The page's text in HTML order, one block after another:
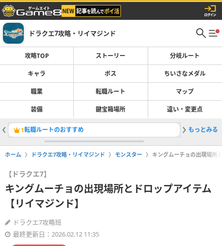
ドラクエ7攻略・リイマジンド
攻略TOP ストーリー 分岐ルート
キャラ ボス ちいさなメダル
職業 転職ルート マップ
装備 鍵宝箱場所 違い・変更点
1転職ルートのおすすめ 2
もっとみる
ホーム ドラクエ7攻略・リイマジンド モンスター キングムーチョの出現場所
【ドラクエ7】
キングムーチョの出現場所とドロップアイテム
【リイマジンド】
ドラクエ7攻略班
最終更新日：2026.02.12 11:35